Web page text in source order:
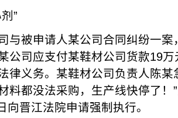
”
与被申请人某公司合同纠纷一
公司应支付某鞋材公司货款19
律义务。某鞋材公司负责人陈某
料都没法采购，生产线快停了！
向晋江法院申请强制执行。